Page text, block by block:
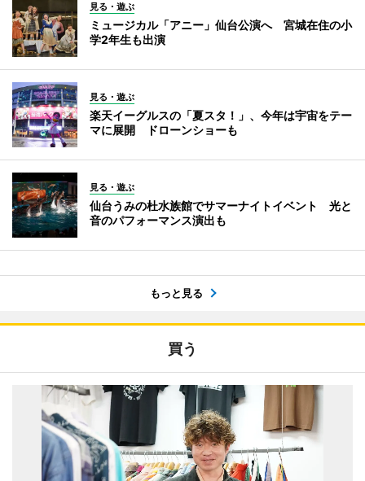
見る・遊ぶ
ミュージカル「アニー」仙台公演へ 宮城在住の小
学2年生も出演
見る・遊ぶ
楽天イーグルスの「夏スタ！」、今年は宇宙をテー
マに展開 ドローンショーも
見る・遊ぶ
仙台うみの杜水族館でサマーナイトイベント 光と
音のパフォーマンス演出も
もっと見る
買う